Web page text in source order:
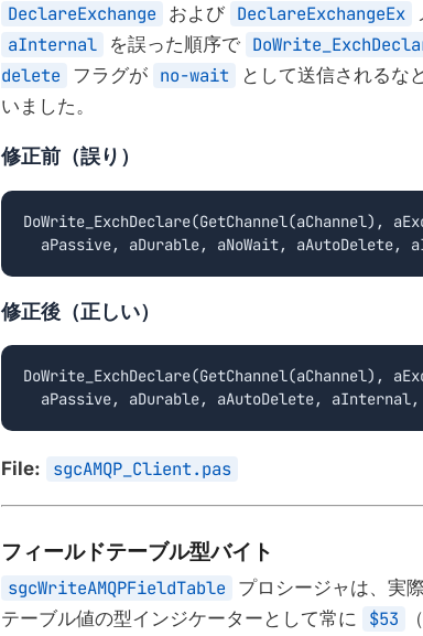
DeclareExchange および DeclareExchangeEx
aInternal を誤った順序で
delete
フラグが no-wait
として送信されるな
いました。
修正前（誤り）
DoWrite_ExchDeclare(GetChannel(aChannel),
aPassive, aDurable, aNoWait, aAutoDelete,
修正後（正しい）
DoWrite_ExchDeclare(GetChannel(aChannel),
aPassive, aDurable, aAutoDelete,
File: sgcAMQP_Client.pas
フィールドテーブル型バイト
sgcWriteAMQPFieldTable
プロシージャは、実
テーブル値の型インジケーターとして常に
$53 （